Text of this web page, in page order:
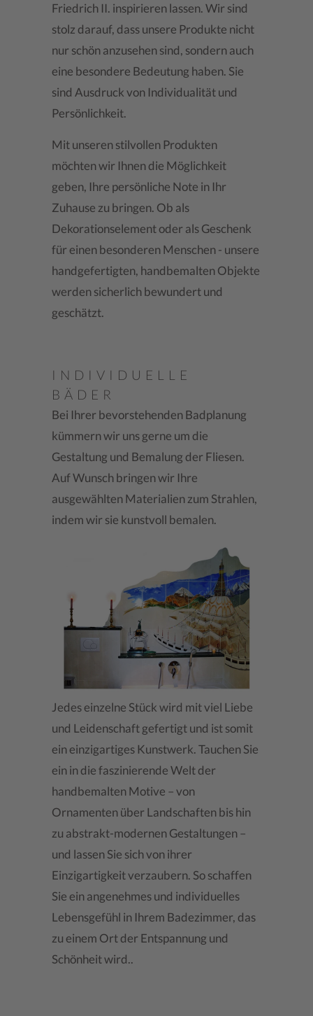
Friedrich II. inspirieren lassen. Wir sind
stolz darauf, dass unsere Produkte nicht
nur schön anzusehen sind, sondern auch
eine besondere Bedeutung haben. Sie
sind Ausdruck von Individualität und
Persönlichkeit.
Mit unseren stilvollen Produkten
möchten wir Ihnen die Möglichkeit
geben, Ihre persönliche Note in Ihr
Zuhause zu bringen. Ob als
Dekorationselement oder als Geschenk
für einen besonderen Menschen - unsere
handgefertigten, handbemalten Objekte
werden sicherlich bewundert und
geschätzt.
INDIVIDUELLE
BÄDER
Bei Ihrer bevorstehenden Badplanung
kümmern wir uns gerne um die
Gestaltung und Bemalung der Fliesen.
Auf Wunsch bringen wir Ihre
ausgewählten Materialien zum Strahlen,
indem wir sie kunstvoll bemalen.
Jedes einzelne Stück wird mit viel Liebe
und Leidenschaft gefertigt und ist somit
ein einzigartiges Kunstwerk. Tauchen Sie
ein in die faszinierende Welt der
handbemalten Motive – von
Ornamenten über Landschaften bis hin
zu abstrakt-modernen Gestaltungen –
und lassen Sie sich von ihrer
Einzigartigkeit verzaubern. So schaffen
Sie ein angenehmes und individuelles
Lebensgefühl in Ihrem Badezimmer, das
zu einem Ort der Entspannung und
Schönheit wird..